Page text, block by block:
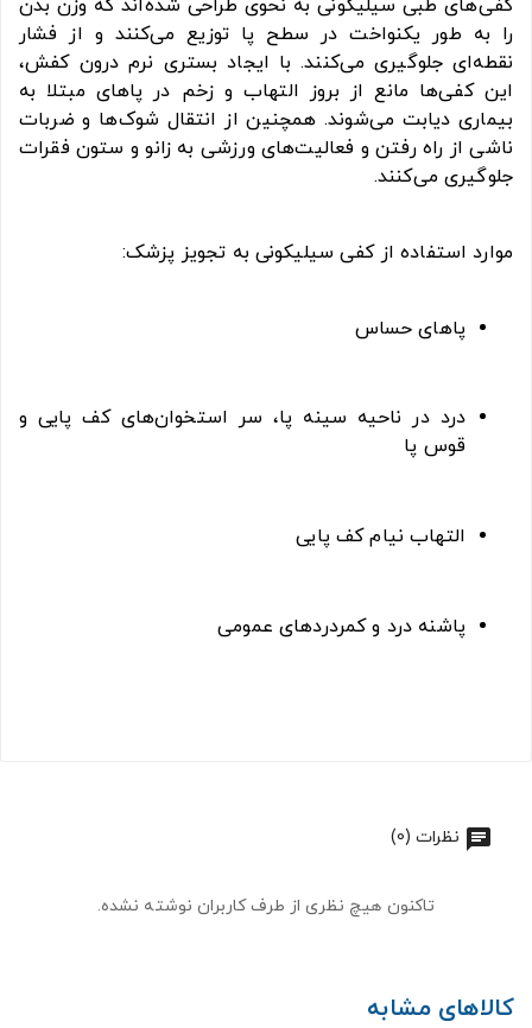
کفی‌های طبی سیلیکونی به نحوی طراحی شده‌اند که وزن بدن
را به طور یکنواخت در سطح پا توزیع می‌کنند و از فشار
نقطه‌ای جلوگیری می‌کنند. با ایجاد بستری نرم درون کفش،
این کفی‌ها مانع از بروز التهاب و زخم در پاهای مبتلا به
بیماری دیابت می‌شوند. همچنین از انتقال شوک‌ها و ضربات
ناشی از راه رفتن و فعالیت‌های ورزشی به زانو و ستون فقرات
جلوگیری می‌کنند.
موارد استفاده از کفی سیلیکونی به تجویز پزشک:
پاهای حساس
درد در ناحیه سینه پا، سر استخوان‌های کف پایی و
قوس پا
التهاب نیام کف پایی
پاشنه درد و کمردردهای عمومی
نظرات (0)
تاکنون هیچ نظری از طرف کاربران نوشته نشده.
کالاهای مشابه